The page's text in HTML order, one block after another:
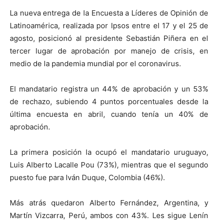
La nueva entrega de la Encuesta a Líderes de Opinión de
Latinoamérica, realizada por Ipsos entre el 17 y el 25 de
agosto, posicionó al presidente Sebastián Piñera en el
tercer lugar de aprobación por manejo de crisis, en
medio de la pandemia mundial por el coronavirus.
El mandatario registra un 44% de aprobación y un 53%
de rechazo, subiendo 4 puntos porcentuales desde la
última encuesta en abril, cuando tenía un 40% de
aprobación.
La primera posición la ocupó el mandatario uruguayo,
Luis Alberto Lacalle Pou (73%), mientras que el segundo
puesto fue para Iván Duque, Colombia (46%).
Más atrás quedaron Alberto Fernández, Argentina, y
Martín Vizcarra, Perú, ambos con 43%. Les sigue Lenín